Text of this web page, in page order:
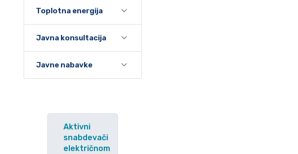
Toplotna energija
Javna konsultacija
Javne nabavke
Aktivni
snabdevači
električnom